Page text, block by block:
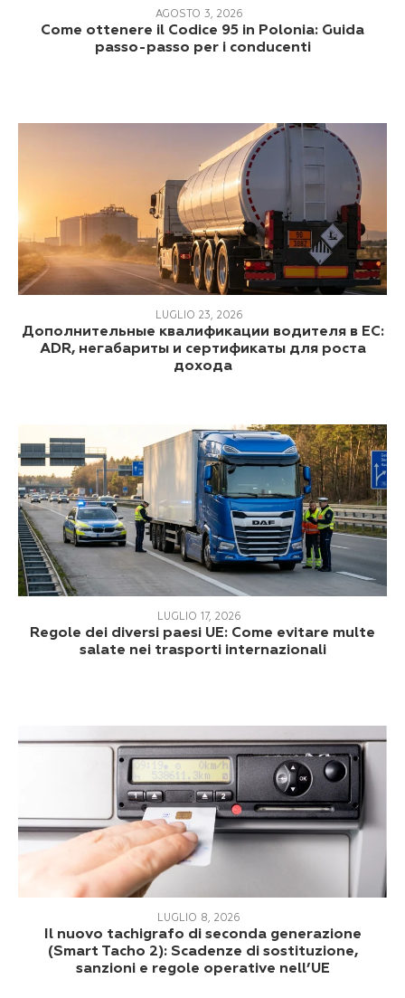
Come ottenere il Codice 95 in Polonia: Guida
passo-passo per i conducenti
AGOSTO 3, 2026
Дополнительные квалификации водителя в ЕС:
ADR, негабариты и сертификаты для роста
дохода
LUGLIO 23, 2026
Regole dei diversi paesi UE: Come evitare multe
salate nei trasporti internazionali
LUGLIO 17, 2026
Il nuovo tachigrafo di seconda generazione
(Smart Tacho 2): Scadenze di sostituzione,
sanzioni e regole operative nell’UE
LUGLIO 8, 2026